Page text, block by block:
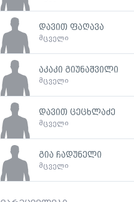
დავით ფაღავა
მცველი
აკაკი გიუნაშვილი
მცველი
დავით ცეცხლაძე
მცველი
გია ჩადუნელი
მცველი